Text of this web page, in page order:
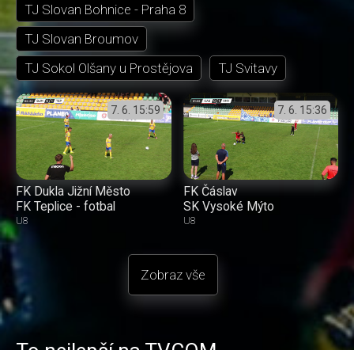
TJ Slovan Bohnice - Praha 8
TJ Slovan Broumov
TJ Sokol Olšany u Prostějova
TJ Svitavy
7. 6. 15:59
FK Dukla Jižní Město
FK Teplice - fotbal
U8
7. 6. 15:36
FK Čáslav
SK Vysoké Mýto
U8
Zobraz vše